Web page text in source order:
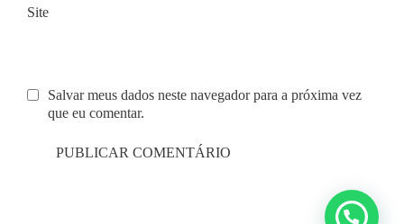
Site
Salvar meus dados neste navegador para a próxima vez
que eu comentar.